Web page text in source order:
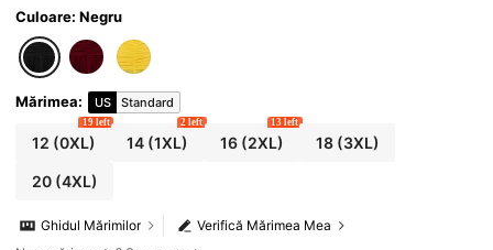
Culoare: Negru
Mărimea: US Standard
12 (0XL)
19 left
14 (1XL)
2 left
16(2XL)
13 left
18(3XL)
20(4XL)
Verifică Mărimea Mea
Ghidul Mărimilor